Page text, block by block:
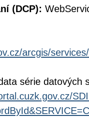
(DCP):
arcgis/
série datových